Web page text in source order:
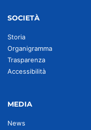
SOCIETÀ
Storia
Organigramma
Trasparenza
Accessibilità
MEDIA
News